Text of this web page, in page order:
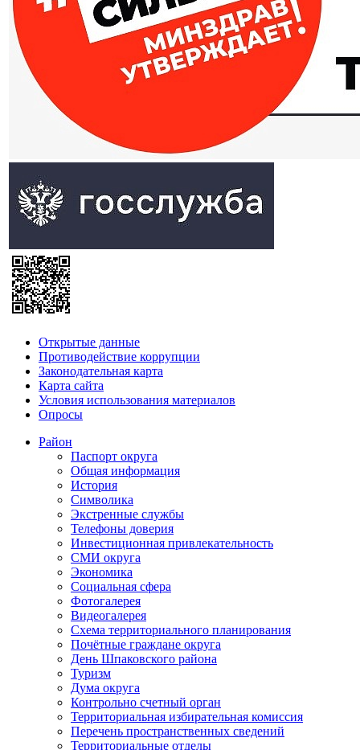
Открытые данные
Противодействие коррупции
Законодательная карта
Карта сайта
Условия использования материалов
Опросы
Район
Паспорт округа
Общая информация
История
Символика
Экстренные службы
Телефоны доверия
Инвестиционная привлекательность
СМИ округа
Экономика
Социальная сфера
Фотогалерея
Видеогалерея
Схема территориального планирования
Почётные граждане округа
День Шпаковского района
Туризм
Дума округа
Контрольно счетный орган
Территориальная избирательная комиссия
Перечень пространственных сведений
Территориальные отделы